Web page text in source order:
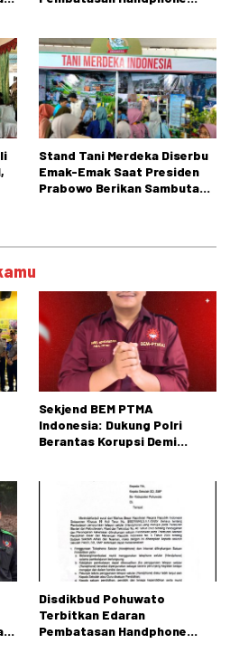
Stand Tani Merdeka Diserbu
Emak-Emak Saat Presiden
Prabowo Berikan Sambutan
Sekjend BEM PTMA
Indonesia: Dukung Polri
Berantas Korupsi Demi
Disdikbud Pohuwato
Terbitkan Edaran
Pembatasan Handphone